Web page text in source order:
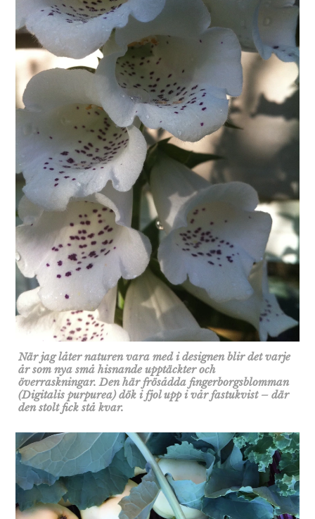
När jag låter naturen vara med i designen blir det varje
år som nya små hisnande upptäckter och
överraskningar. Den här frösådda fingerborgsblomman
(Digitalis purpurea) dök i fjol upp i vår fastukvist – där
den stolt fick stå kvar.